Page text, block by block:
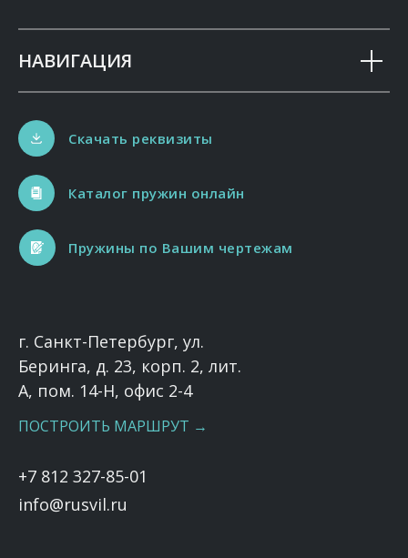
НАВИГАЦИЯ
Каталог пружин онлайн
Пружины по Вашим чертежам
Скачать реквизиты
г. Санкт-Петербург, ул.
Беринга, д. 23, корп. 2, лит.
А, пом. 14-Н, офис 2-4
ПОСТРОИТЬ МАРШРУТ →
+7 812 327-85-01
info@rusvil.ru